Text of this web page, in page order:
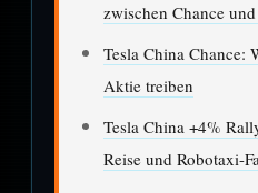
zwischen Chance
Tesla China Chance:
Aktie treiben
Tesla China +4%
Reise und Robotaxi-